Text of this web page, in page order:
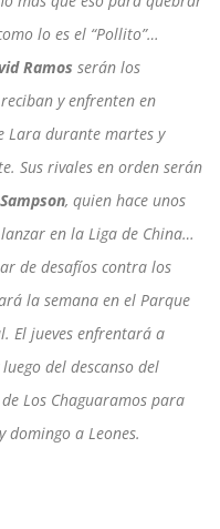
lo es el “Pollito”…
Ramos serán los
y enfrenten en
Lara durante martes y
Sus rivales en orden serán
, quien hace unos
en la Liga de China…
de desafíos contra los
la semana en el Parque
El jueves enfrentará a
del descanso del
Los Chaguaramos para
domingo a Leones.